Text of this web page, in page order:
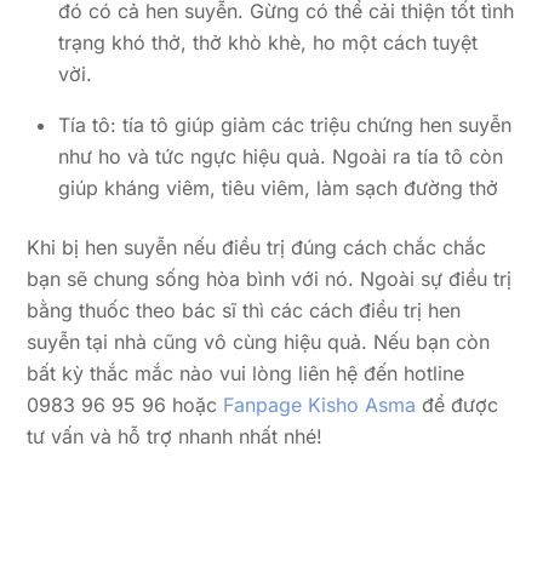
đó có cả hen suyễn. Gừng có thể cải thiện tốt tình
trạng khó thở, thở khò khè, ho một cách tuyệt
vời.
Tía tô: tía tô giúp giảm các triệu chứng hen suyễn
như ho và tức ngực hiệu quả. Ngoài ra tía tô còn
giúp kháng viêm, tiêu viêm, làm sạch đường thở
Khi bị hen suyễn nếu điều trị đúng cách chắc chắc
bạn sẽ chung sống hòa bình với nó. Ngoài sự điều trị
bằng thuốc theo bác sĩ thì các cách điều trị hen
suyễn tại nhà cũng vô cùng hiệu quả. Nếu bạn còn
bất kỳ thắc mắc nào vui lòng liên hệ đến hotline
0983 96 95 96 hoặc Fanpage Kisho Asma để được
tư vấn và hỗ trợ nhanh nhất nhé!